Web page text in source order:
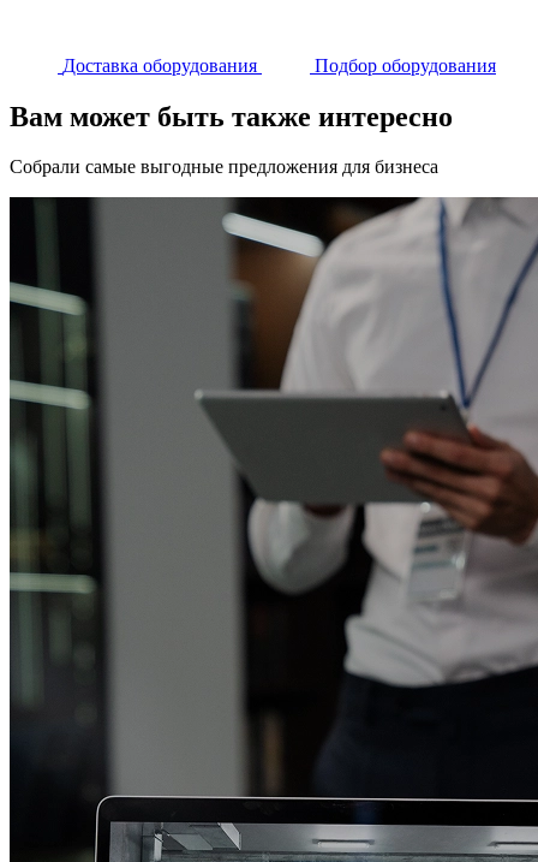
Доставка оборудования Подбор оборудования
Вам может быть также интересно
Собрали самые выгодные предложения для бизнеса